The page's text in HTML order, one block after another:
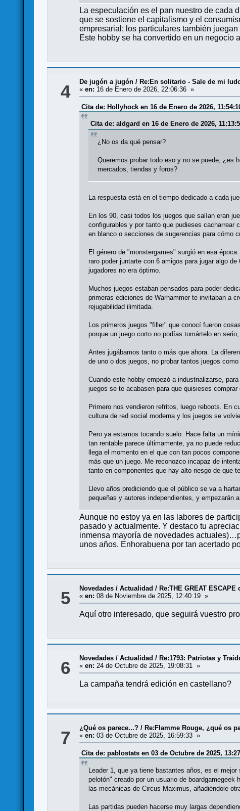
La especulación es el pan nuestro de cada
que se sostiene el capitalismo y el
empresarial; los particulares también
Este hobby se ha convertido en un
4 De jugón a jugón /Re:En solitario - Sale de mi
«en: 16 de Enero de 2026, 22:06:36 »
Cita de: Hollyhock en 16 de Enero de 2026,
Cita de: aldgard en 16 de Enero de 2026,
¿No os da qué pensar?
Queremos probar todo eso y no se puede, ¿es
mercados, tiendas y foros?
La respuesta está en el tiempo dedicado a cada
En los 90, casi todos los juegos que salían eran
configurables y por tanto que pudieses
en blanco o secciones de sugerencias para cómo
El género de "monstergames" surgió en esa
raro poder juntarte con 6 amigos para jugar algo
jugadores no era óptimo.
Muchos juegos estaban pensados para poder
primeras ediciones de Warhammer te invitaban a
rejugabilidad ilimitada.
Los primeros juegos "filler" que conocí fueron
porque un juego corto no podías tomártelo en
Antes jugábamos tanto o más que ahora. La
de uno o dos juegos, no probar tantos juegos como
Cuando este hobby empezó a industrializarse,
juegos se te acabasen para que quisieses comprar
Primero nos vendieron refritos, luego reboots. En
cultura de red social moderna y los juegos se
Pero ya estamos tocando suelo. Hace falta un
tan rentable parece últimamente, ya no puede
llega el momento en el que con tan pocos
más que un juego. Me reconozco incapaz de
tanto en componentes que hay alto riesgo de que
Llevo años prediciendo que el público se va a
pequeñas y autores independientes, y empezarán
Aunque no estoy ya en las labores de
pasado y actualmente. Y destaco tu
inmensa mayoría de novedades
unos años. Enhorabuena por tan acertado
5 Novedades / Actualidad / Re:THE GREAT
«en: 08 de Noviembre de 2025, 12:40:19 »
Aquí otro interesado, que seguirá vuestro
6 Novedades / Actualidad / Re:1793: Patriotas y
«en: 24 de Octubre de 2025, 19:08:31 »
La campaña tendrá edición en castellano?
7 ¿Qué os parece...? / Re:Flamme Rouge, ¿qué os
«en: 03 de Octubre de 2025, 16:59:33 »
Cita de: pablostats en 03 de Octubre de 2025,
Leader 1, que ya tiene bastantes años, es el
pelotón" creado por un usuario de
las mecánicas de Circus Maximus, añadiéndole
Las partidas pueden hacerse muy largas